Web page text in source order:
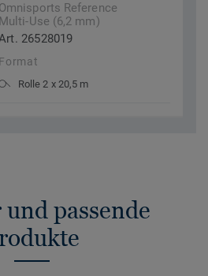
Omnisports Reference
Multi-Use (6,2 mm)
26528019
Format
Rolle 2 x 20,5 m
passende